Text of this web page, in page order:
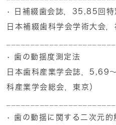
• 日補綴歯会誌，35,85回
日本補綴歯科学会学術大会，
• 歯の動揺度測定法
日本歯科産業学会誌，5,69
科産業学会総会，東京）
• 歯の動揺に関する二次元